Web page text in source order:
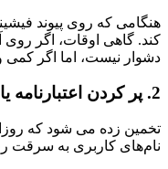
کند. گاهی اوقات، اگر روی
دشوار نیست، اما اگر کمی
2. پر کردن اعتبارنامه یا Credential Stuffing
تخمین زده می شود که
نام‌های کاربری به سرقت